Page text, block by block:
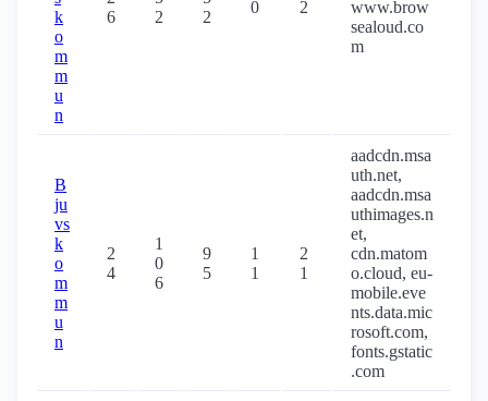
k
o
m
m
u
n
6
2
2
0 2
www.brow
sealoud.co
m
B
ju
vs
k
o
m
m
u
n
2
4
1
0
6
9
5
1
1
2
1
aadcdn.msa
uth.net,
aadcdn.msa
uthimages.n
et,
cdn.matom
o.cloud, eu-
mobile.eve
nts.data.mic
rosoft.com,
fonts.gstatic
.com